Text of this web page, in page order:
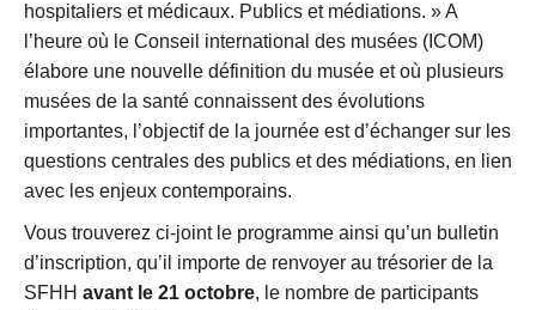
hospitaliers et médicaux. Publics et médiations. » A
l’heure où le Conseil international des musées (ICOM)
élabore une nouvelle définition du musée et où plusieurs
musées de la santé connaissent des évolutions
importantes, l’objectif de la journée est d’échanger sur les
questions centrales des publics et des médiations, en lien
avec les enjeux contemporains.
Vous trouverez ci-joint le programme ainsi qu’un bulletin
d’inscription, qu’il importe de renvoyer au trésorier de la
SFHH avant le 21 octobre, le nombre de participants